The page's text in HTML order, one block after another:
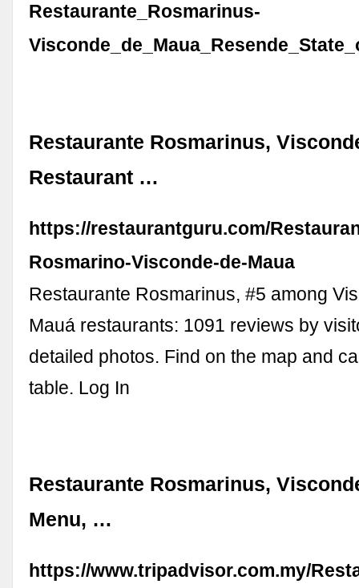
Restaurante_Rosmarinus-
Restaurante Rosmarinus,
Restaurant …
https://restaurantguru.com/
Rosmarino-Visconde-de-Maua
Restaurante Rosmarinus, #5 among
Mauá restaurants: 1091 reviews by
detailed photos. Find on the map and
table. Log In
Restaurante Rosmarinus,
Menu, …
https://www.tripadvisor.com.my/